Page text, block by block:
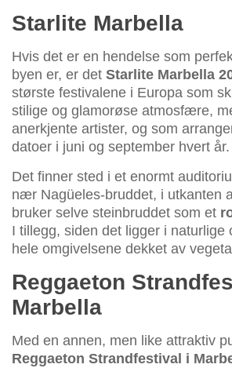
Starlite Marbella
Hvis det er en hendelse som
byen er, er det Starlite Marbella
største festivalene i Europa som
stilige og glamorøse atmosfære,
anerkjente artister, og som
datoer i juni og september hvert år.
Det finner sted i et enormt
nær Nagüeles-bruddet, i utkanten
bruker selve steinbruddet som et
I tillegg, siden det ligger i naturlige
hele omgivelsene dekket av
Reggaeton
Marbella
Med en annen, men like attraktiv
Reggaeton Strandfestival i